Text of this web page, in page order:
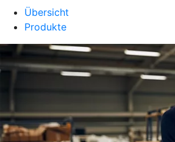
Übersicht
Produkte